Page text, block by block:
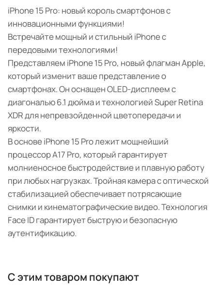
iPhone 15 Pro: новый король смартфонов с
инновационными функциями!
Встречайте мощный и стильный iPhone с
передовыми технологиями!
Представляем iPhone 15 Pro, новый флагман Apple,
который изменит ваше представление о
смартфонах. Он оснащен OLED-дисплеем с
диагональю 6.1 дюйма и технологией Super Retina
XDR для непревзойденной цветопередачи и
яркости.
В основе iPhone 15 Pro лежит мощнейший
процессор A17 Pro, который гарантирует
молниеносное быстродействие и плавную работу
при любых нагрузках. Тройная камера с оптической
стабилизацией обеспечивает потрясающие
снимки и кинематографические видео. Технология
Face ID гарантирует быструю и безопасную
аутентификацию.
С этим товаром покупают